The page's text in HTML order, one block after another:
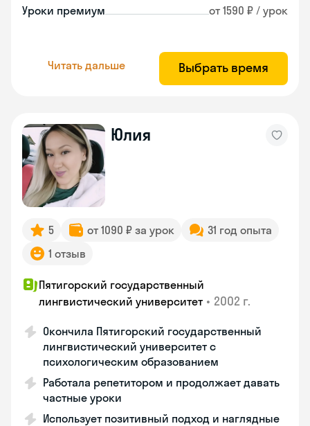
Уроки премиум от 1590 ₽ / урок
Читать дальше Выбрать время
Юлия
5 от 1090 ₽ за урок
31 год опыта
1 отзыв
Пятигорский государственный
лингвистический университет • 2002 г.
Окончила Пятигорский государственный
лингвистический университет с
психологическим образованием
Работала репетитором и продолжает давать
частные уроки
Использует позитивный подход и наглядные